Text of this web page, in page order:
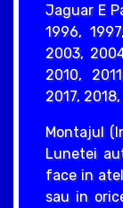
Jaguar E
1996,
2003,
2010,
2017,
Montajul
Lunetei
face in
sau in